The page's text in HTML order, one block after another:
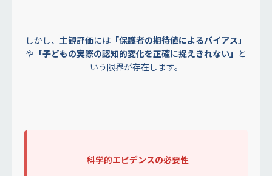
しかし、主観評価には 「保護者の期待値によるバイアス」
や 「子どもの実際の認知的変化を正確に捉えきれない」 と
いう限界が存在します。
科学的エビデンスの必要性